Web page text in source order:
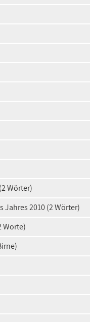
Wörter)
2010 (2 Wörter)
Worte)